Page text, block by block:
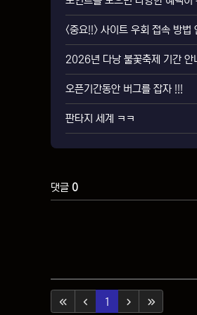
<중요!!> 사이트 우회 접속 방법
2026년 다낭 불꽃축제 기간 안
오픈기간동안 버그를 잡자 !!!
판타지 세계 ㅋㅋ
댓글 0
1 (current)